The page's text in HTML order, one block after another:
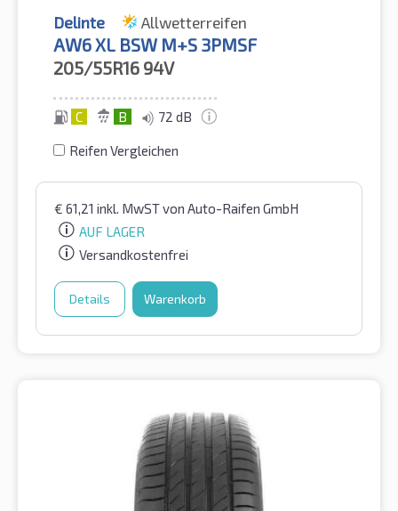
Delinte Allwetterreifen
AW6 XL BSW M+S 3PMSF
205/55R16 94V
C B 72 dB
Reifen Vergleichen
€ 61,21 inkl. MwSTvon Auto-Raifen GmbH
AUF LAGER
Versandkostenfrei
Details Warenkorb